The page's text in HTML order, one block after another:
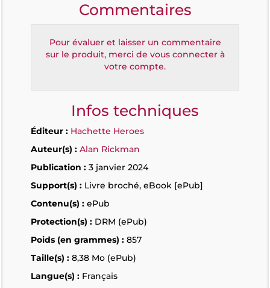
Commentaires
Pour évaluer et laisser un commentaire
sur le produit, merci de vous connecter à
votre compte.
Infos techniques
Éditeur : Hachette Heroes
Auteur(s) : Alan Rickman
Publication : 3 janvier 2024
Support(s) : Livre broché, eBook [ePub]
Contenu(s) : ePub
Protection(s) : DRM (ePub)
Poids (en grammes) : 857
Taille(s) : 8,38 Mo (ePub)
Langue(s) : Français